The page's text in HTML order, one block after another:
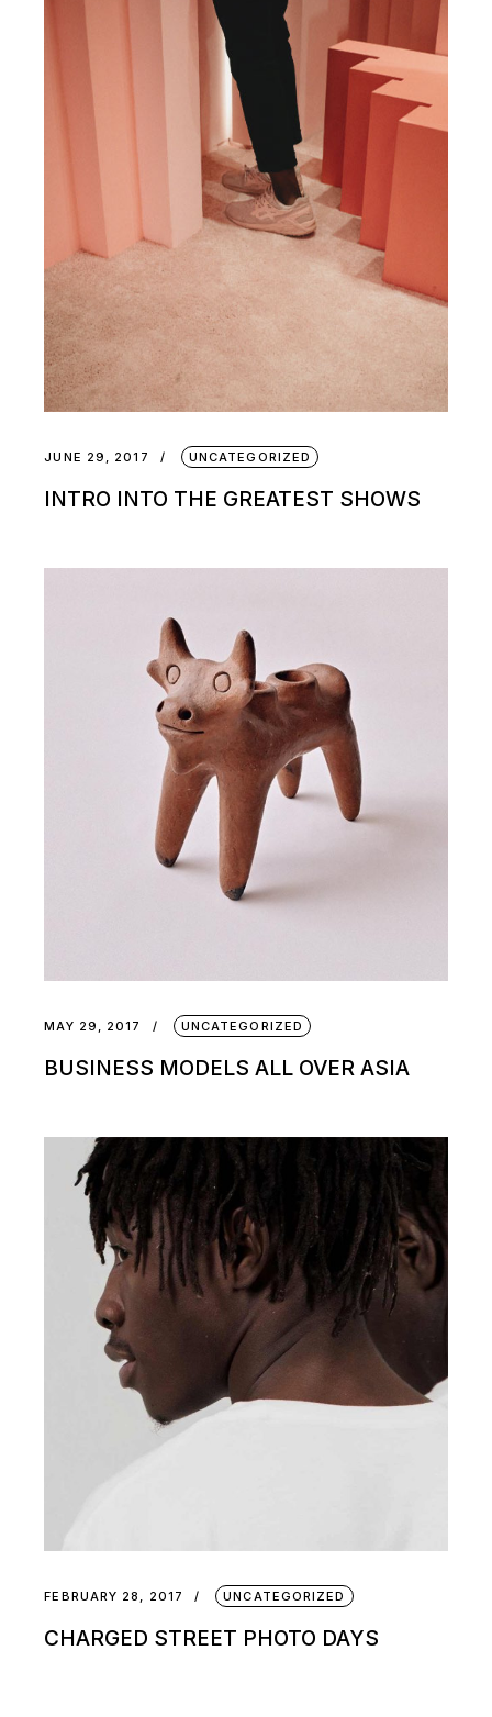
JUNE 29, 2017 UNCATEGORIZED
INTRO INTO THE GREATEST SHOWS
MAY 29, 2017 UNCATEGORIZED
BUSINESS MODELS ALL OVER ASIA
FEBRUARY 28, 2017 UNCATEGORIZED
CHARGED STREET PHOTO DAYS